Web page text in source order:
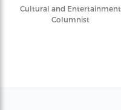
Cultural and Entertainment
Columnist